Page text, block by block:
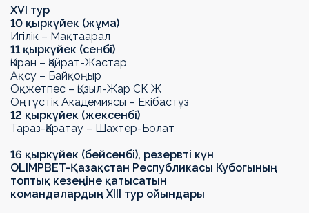
ХVI тур
10 қыркүйек (жұма)
Игілік – Мақтаарал
11 қыркүйек (сенбі)
Қыран – Қайрат-Жастар
Ақсу – Байқоңыр
Оқжетпес – Қызыл-Жар СК Ж
Оңтүстік Академиясы – Екібастұз
12 қыркүйек (жексенбі)
Тараз-Қаратау – Шахтер-Болат
16 қыркүйек (бейсенбі), резервті күн
OLIMPBET-Қазақстан Республикасы Кубогының
топтық кезеңіне қатысатын
командалардың XIII тур ойындары